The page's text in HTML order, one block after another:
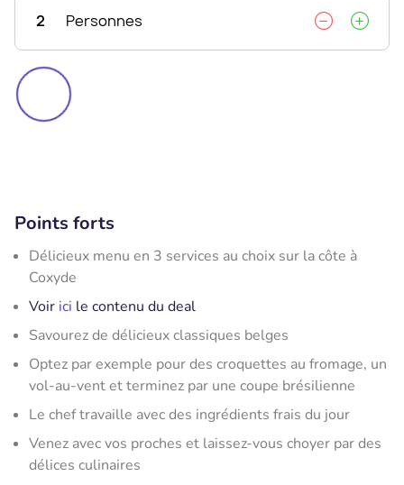
2 Personnes
Points forts
Délicieux menu en 3 services au choix sur la côte à
Coxyde
Voir ici le contenu du deal
Savourez de délicieux classiques belges
Optez par exemple pour des croquettes au fromage, un
vol-au-vent et terminez par une coupe brésilienne
Le chef travaille avec des ingrédients frais du jour
Venez avec vos proches et laissez-vous choyer par des
délices culinaires